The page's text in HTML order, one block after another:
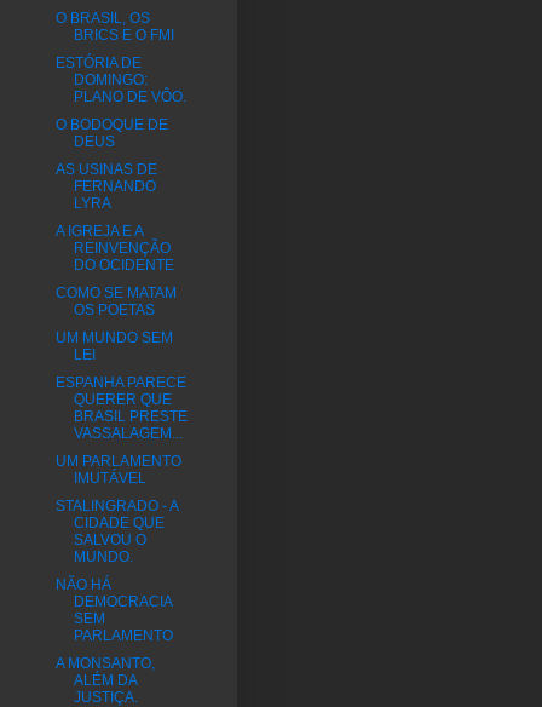
O BRASIL, OS
BRICS E O FMI
ESTÓRIA DE
DOMINGO:
PLANO DE VÔO.
O BODOQUE DE
DEUS
AS USINAS DE
FERNANDO
LYRA
A IGREJA E A
REINVENÇÃO
DO OCIDENTE
COMO SE MATAM
OS POETAS
UM MUNDO SEM
LEI
ESPANHA PARECE
QUERER QUE
BRASIL PRESTE
VASSALAGEM...
UM PARLAMENTO
IMUTÁVEL
STALINGRADO - A
CIDADE QUE
SALVOU O
MUNDO.
NÃO HÁ
DEMOCRACIA
SEM
PARLAMENTO
A MONSANTO,
ALÉM DA
JUSTIÇA.